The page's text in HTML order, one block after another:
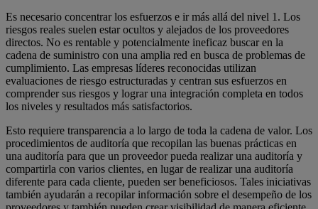
Es necesario concentrar los esfuerzos e ir más allá del nivel 1. Los
riesgos reales suelen estar ocultos y alejados de los proveedores
directos. No es rentable y potencialmente ineficaz buscar en la
cadena de suministro con una amplia red en busca de problemas de
cumplimiento. Las empresas líderes reconocidas utilizan
evaluaciones de riesgo estructuradas y centran sus esfuerzos en
comprender sus riesgos y lograr una integración completa en todos
los niveles y resultados más satisfactorios.
Esto requiere transparencia a lo largo de toda la cadena de valor. Los
procedimientos de auditoría que recopilan las buenas prácticas en
una auditoría para que un proveedor pueda realizar una auditoría y
compartirla con varios clientes, en lugar de realizar una auditoría
diferente para cada cliente, pueden ser beneficiosos. Tales iniciativas
también ayudarán a recopilar información sobre el desempeño de los